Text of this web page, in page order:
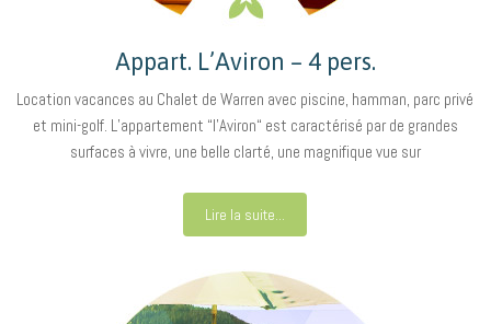
Appart. L’Aviron – 4 pers.
Location vacances au Chalet de Warren avec piscine, hamman, parc privé
et mini-golf. L’appartement “l’Aviron“ est caractérisé par de grandes
surfaces à vivre, une belle clarté, une magnifique vue sur
Lire la suite...